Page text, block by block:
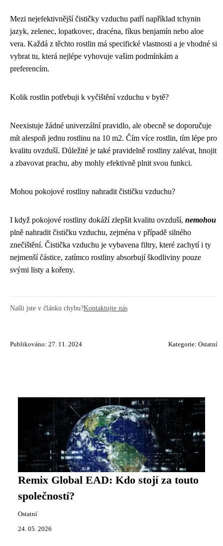
Mezi nejefektivnější čističky vzduchu patří například tchynin
jazyk, zelenec, lopatkovec, dracéna, fíkus benjamín nebo aloe
vera. Každá z těchto rostlin má specifické vlastnosti a je vhodné si
vybrat tu, která nejlépe vyhovuje vašim podmínkám a
preferencím.
Kolik rostlin potřebuji k vyčištění vzduchu v bytě?
Neexistuje žádné univerzální pravidlo, ale obecně se doporučuje
mít alespoň jednu rostlinu na 10 m2. Čím více rostlin, tím lépe pro
kvalitu ovzduší. Důležité je také pravidelně rostliny zalévat, hnojit
a zbavovat prachu, aby mohly efektivně plnit svou funkci.
Mohou pokojové rostliny nahradit čističku vzduchu?
I když pokojové rostliny dokáží zlepšit kvalitu ovzduší, nemohou
plně nahradit čističku vzduchu, zejména v případě silného
znečištění. Čistička vzduchu je vybavena filtry, které zachytí i ty
nejmenší částice, zatímco rostliny absorbují škodliviny pouze
svými listy a kořeny.
Našli jste v článku chybu?Kontaktujte nás
Publikováno: 27. 11. 2024 Kategorie: Ostatní
Remix Global EAD: Kdo stojí za touto
společností?
Ostatní
24. 05. 2026